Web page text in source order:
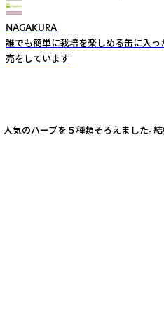
NAGAKURA
誰でも簡単に栽培を楽しめる缶に入
売をしています
ハーブを５種類そろえました